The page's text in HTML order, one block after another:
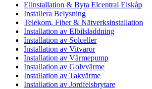
Elinstallation & Byta Elcentral Elskåp
Installera Belysning
Telekom, Fiber & Nätverksinstallation
Installation av Elbilsladdning
Installation av Solceller
Installation av Vitvaror
Installation av Värmepump
Installation av Golvvärme
Installation av Takvärme
Installation av Jordfelsbrytare